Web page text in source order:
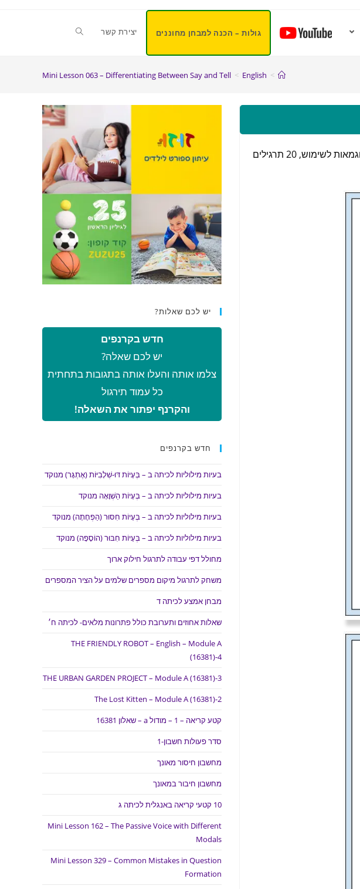
גולות – הכנה למבחן מחוננים יצירת קשר
>
English
>
Mini Lesson 063 – Differentiating Between Say and Tell
בעמוד הסבר, דוגמאות לשימוש, 20 תרגילים
יש לכם שאלות?
חדש בקרנפים
יש לכם שאלה?
צלמו אותה והעלו אותה בתגובות בתחתית
כל עמוד תירגול
והקרנף יפתור את השאלה!
חדש בקרנפים
בעיות מילוליות לכיתה ב – בְּעָיוֹת דּוּ-שְׁלָבִיּוֹת (אֶתְגָּר) מנוקד
בעיות מילוליות לכיתה ב – בְּעָיוֹת הַשְׁוָאָה מנוקד
בעיות מילוליות לכיתה ב – בְּעָיוֹת חִסּוּר (הַפְחָתָה) מנוקד
בעיות מילוליות לכיתה ב – בְּעָיוֹת חִבּוּר (הוֹסָפָה) מנוקד
מחולל דפי עבודה לתרגול חילוק ארוך
משחק לתרגול מיקום מספרים שלמים על הציר המספרים
מבחן אמצע לכיתה ד
שאלות אחוזים ותערובת כולל פתרונות מלאים- לכיתה ח׳
THE FRIENDLY ROBOT – English – Module A
(16381)-4
THE URBAN GARDEN PROJECT – Module A (16381)-3
The Lost Kitten – Module A (16381)-2
קטע קריאה – 1 – מודול a – שאלון 16381
סדר פעולות חשבון-1
מחשבון חיסור מאונך
מחשבון חיבור במאונך
10 קטעי קריאה באנגלית לכיתה ג
Mini Lesson 162 – The Passive Voice with Different
Modals
Mini Lesson 329 – Common Mistakes in Question
Formation